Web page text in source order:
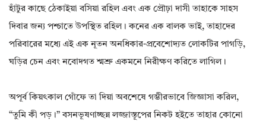
হাঁটুর কাছে ঠেকাইয়া বসিয়া রহিল এবং এক প্রৌঢ়া দাসী তাহাকে সাহস
দিবার জন্য পশ্চাতে উপস্থিত রহিল। কনের এক বালক ভাই, তাহাদের
পরিবারের মধ্যে এই এক নূতন অনধিকার-প্রবেশোদ্যত লোকটির পাগড়ি,
ঘড়ির চেন এবং নবোদগত শ্মশ্রু একমনে নিরীক্ষণ করিতে লাগিল।
অপূর্ব কিয়ৎকাল গোঁফে তা দিয়া অবশেষে গম্ভীরভাবে জিজ্ঞাসা করিল,
“তুমি কী পড়।” বসনভূষণাচ্ছন্ন লজ্জাস্তূপের নিকট হইতে তাহার কোনো